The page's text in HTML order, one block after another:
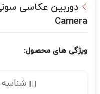
Camera
ویژگی های محصول: